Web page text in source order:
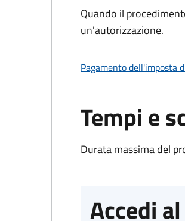
Quando il
un'autorizzazione.
Pagamento dell'imposta
Tempi e
Durata massima del
Accedi